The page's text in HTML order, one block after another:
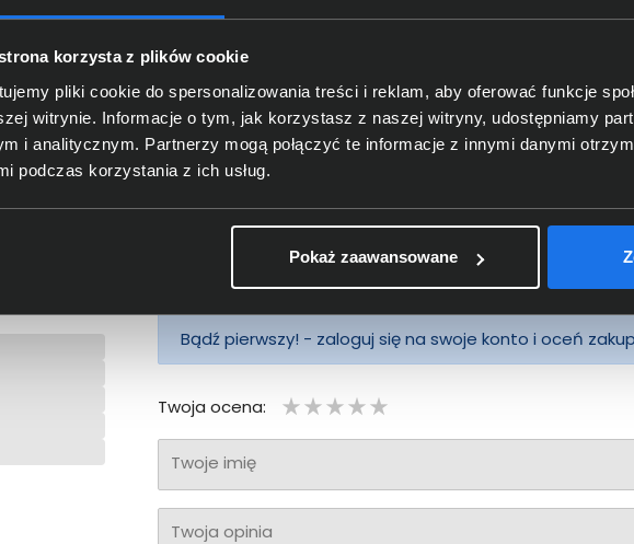
korzysta z plików cookie
pliki cookie do spersonalizowania treści i reklam, aby oferować funkcje
witrynie. Informacje o tym, jak korzystasz z naszej witryny, udostępniamy
i analitycznym. Partnerzy mogą połączyć te informacje z innymi danymi
podczas korzystania z ich usług.
Pokaż zaawansowane
Osoba odpowiedzialna za produkt
Bądź pierwszy! - zaloguj się na swoje konto i oceń
Twoja ocena:
Twoje imię
Twoja opinia